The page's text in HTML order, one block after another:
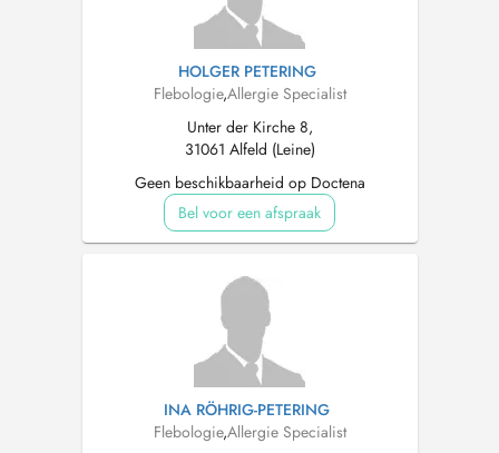
HOLGER PETERING
Flebologie,Allergie Specialist
Unter der Kirche 8,
31061 Alfeld (Leine)
Geen beschikbaarheid op Doctena
Bel voor een afspraak
INA RÖHRIG-PETERING
Flebologie,Allergie Specialist